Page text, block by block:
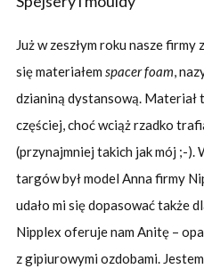
Już w zeszłym roku nasze
się materiałem spacer foam,
dzianiną dystansową.
częściej, choć wciąż rzadko
(przynajmniej takich jak mój ;-).
targów był model Anna firmy
udało mi się dopasować także
Nipplex oferuje nam Anitę –
z gipiurowymi ozdobami.